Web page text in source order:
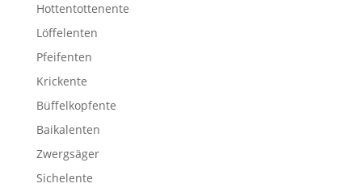
Hottentottenente
Löffelenten
Pfeifenten
Krickente
Büffelkopfente
Baikalenten
Zwergsäger
Sichelente